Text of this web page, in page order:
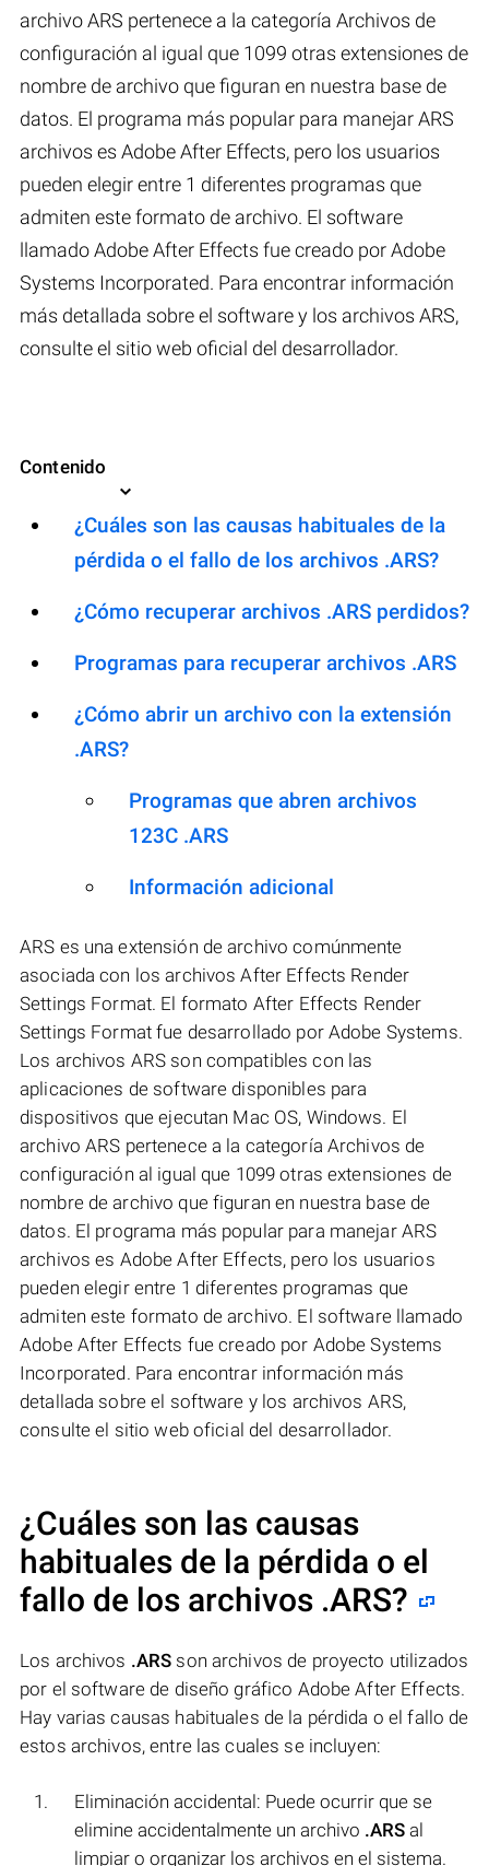
archivo ARS pertenece a la categoría Archivos de
configuración al igual que 1099 otras extensiones de
nombre de archivo que figuran en nuestra base de
datos. El programa más popular para manejar ARS
archivos es Adobe After Effects, pero los usuarios
pueden elegir entre 1 diferentes programas que
admiten este formato de archivo. El software
llamado Adobe After Effects fue creado por Adobe
Systems Incorporated. Para encontrar información
más detallada sobre el software y los archivos ARS,
consulte el sitio web oficial del desarrollador.
Contenido
¿Cuáles son las causas habituales de la
pérdida o el fallo de los archivos .ARS?
¿Cómo recuperar archivos .ARS perdidos?
Programas para recuperar archivos .ARS
¿Cómo abrir un archivo con la extensión
.ARS?
Programas que abren archivos
123C .ARS
Información adicional
ARS es una extensión de archivo comúnmente
asociada con los archivos After Effects Render
Settings Format. El formato After Effects Render
Settings Format fue desarrollado por Adobe Systems.
Los archivos ARS son compatibles con las
aplicaciones de software disponibles para
dispositivos que ejecutan Mac OS, Windows. El
archivo ARS pertenece a la categoría Archivos de
configuración al igual que 1099 otras extensiones de
nombre de archivo que figuran en nuestra base de
datos. El programa más popular para manejar ARS
archivos es Adobe After Effects, pero los usuarios
pueden elegir entre 1 diferentes programas que
admiten este formato de archivo. El software llamado
Adobe After Effects fue creado por Adobe Systems
Incorporated. Para encontrar información más
detallada sobre el software y los archivos ARS,
consulte el sitio web oficial del desarrollador.
¿Cuáles son las causas
habituales de la pérdida o el
fallo de los archivos .ARS?
Los archivos .ARS son archivos de proyecto utilizados
por el software de diseño gráfico Adobe After Effects.
Hay varias causas habituales de la pérdida o el fallo de
estos archivos, entre las cuales se incluyen:
Eliminación accidental: Puede ocurrir que se
elimine accidentalmente un archivo .ARS al
limpiar o organizar los archivos en el sistema.